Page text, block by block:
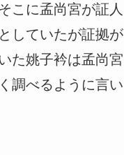
こに孟尚宮が証人
していたが証拠が
た姚子衿は孟尚宮
調べるように言い